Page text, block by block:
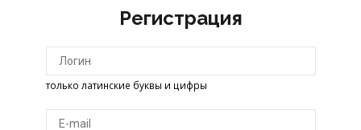
Регистрация
только латинские буквы и цифры